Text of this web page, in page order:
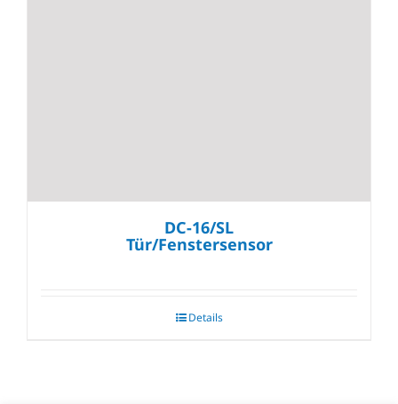
DC-16/SL
Tür/Fenstersensor
Details